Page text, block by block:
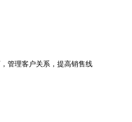
管理客户关系，提高销售线